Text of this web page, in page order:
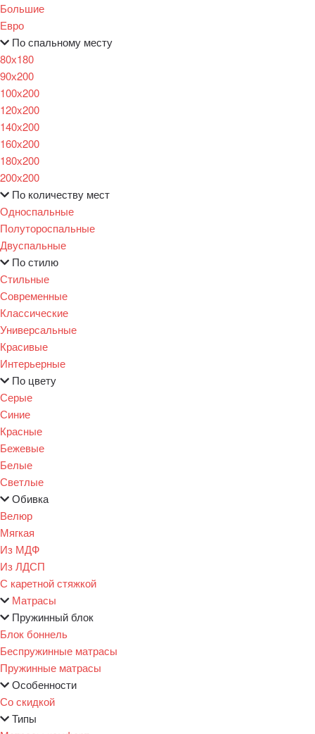
Большие
Евро
По спальному месту
80х180
90х200
100х200
120x200
140х200
160х200
180х200
200х200
По количеству мест
Односпальные
Полутороспальные
Двуспальные
По стилю
Стильные
Современные
Классические
Универсальные
Красивые
Интерьерные
По цвету
Серые
Синие
Красные
Бежевые
Белые
Светлые
Обивка
Велюр
Мягкая
Из МДФ
Из ЛДСП
С каретной стяжкой
Матрасы
Пружинный блок
Блок боннель
Беспружинные матрасы
Пружинные матрасы
Особенности
Со скидкой
Типы